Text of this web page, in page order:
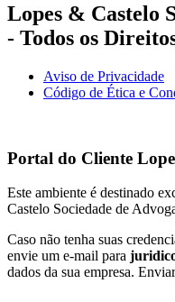
Lopes & Castelo
- Todos os
Aviso de Privacidade
Código de Ética e
Portal do Cliente
Este ambiente é destinado
Castelo Sociedade de
Caso não tenha suas
envie um e-mail para
dados da sua empresa.